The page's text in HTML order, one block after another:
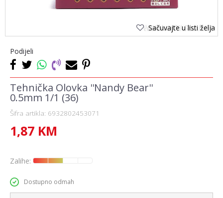
Sačuvajte u listi želja
Podijeli
Tehnička Olovka ''Nandy Bear''
0.5mm 1/1 (36)
Šifra artikla: 6932802453071
1,87 KM
Zalihe:
Dostupno odmah